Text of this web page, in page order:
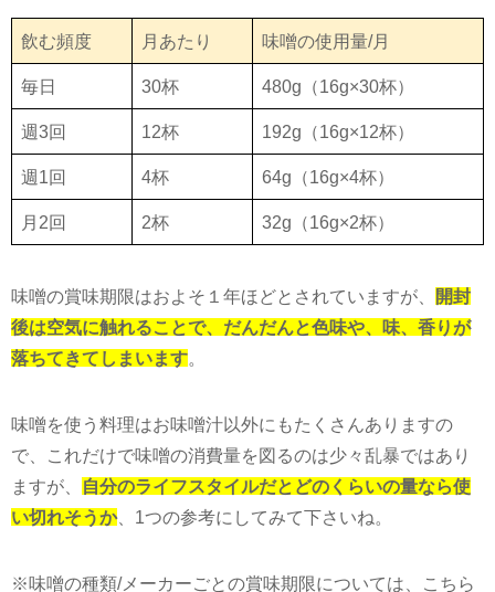
飲む頻度 月あたり 味噌の使用量/月
毎日 30杯 480g（16g×30杯）
週3回 12杯 192g（16g×12杯）
週1回 4杯 64g（16g×4杯）
月2回 2杯 32g（16g×2杯）
味噌の賞味期限はおよそ１年ほどとされていますが、
開封
後は空気に触れることで、だんだんと色味や、味、香りが
落ちてきてしまいます
味噌を使う料理はお味噌汁以外にもたくさんありますの
で、これだけで味噌の消費量を図るのは少々乱暴ではあり
ますが、
自分のライフスタイルだとどのくらいの量なら使
い切れそうか、 1 つの参考にしてみて下さいね。
※味噌の種類/メーカーごとの賞味期限については、こちら